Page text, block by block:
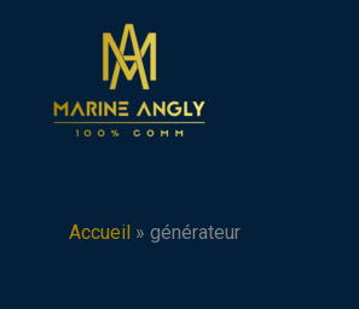
Accueil » générateur